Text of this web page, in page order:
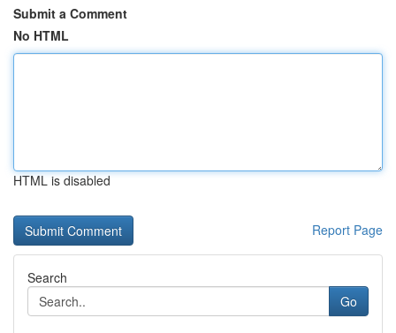
Submit a Comment
No HTML
HTML is disabled
Report Page
Search
Go